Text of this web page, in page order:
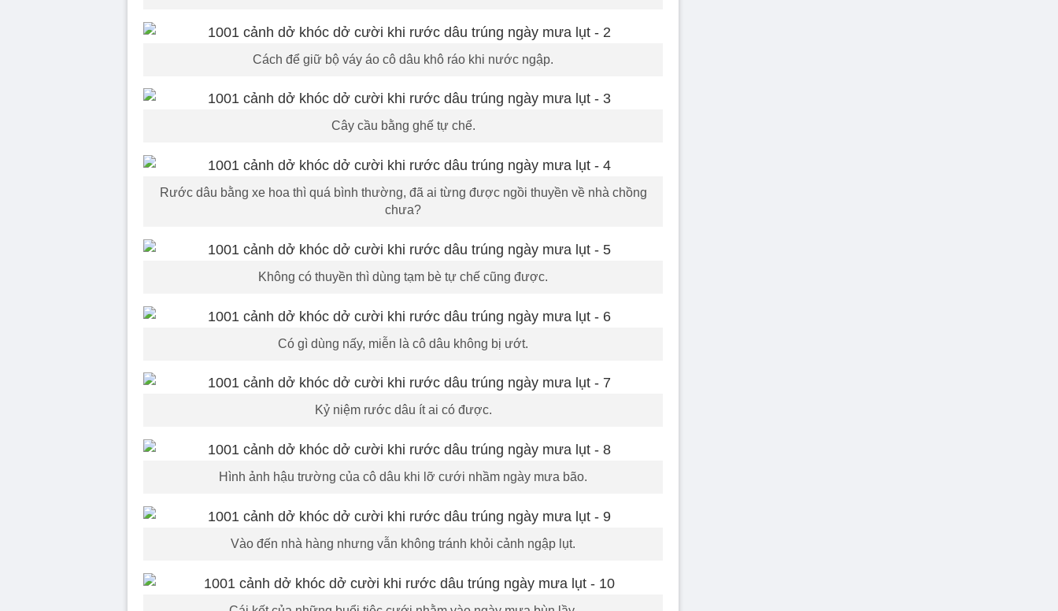
Cách để giữ bộ váy áo cô dâu khô ráo khi nước ngập.
Cây cầu bằng ghế tự chế.
Rước dâu bằng xe hoa thì quá bình thường, đã ai từng được ngồi thuyền về nhà chồng
chưa?
Không có thuyền thì dùng tạm bè tự chế cũng được.
Có gì dùng nấy, miễn là cô dâu không bị ướt.
Kỷ niệm rước dâu ít ai có được.
Hình ảnh hậu trường của cô dâu khi lỡ cưới nhầm ngày mưa bão.
Vào đến nhà hàng nhưng vẫn không tránh khỏi cảnh ngập lụt.